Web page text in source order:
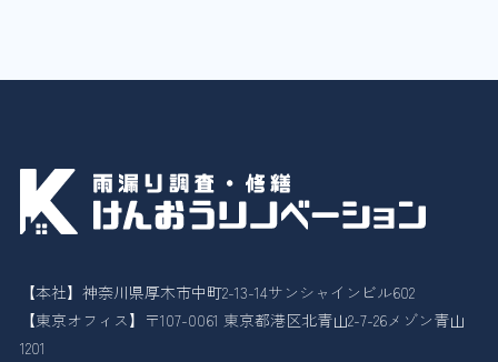
【本社】神奈川県厚木市中町2-13-14サンシャインビル602
【東京オフィス】〒107-0061 東京都港区北青山2-7-26メゾン青山
1201